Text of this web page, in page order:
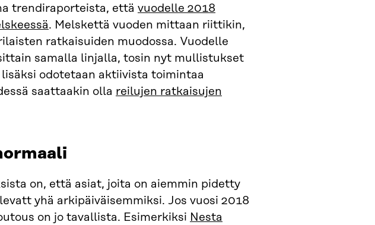
trendiraporteista, että vuodelle 2018
. Melskettä vuoden mittaan riittikin,
ratkaisuiden muodossa. Vuodelle
samalla linjalla, tosin nyt mullistukset
odotetaan aktiivista toimintaa
saattaakin olla reilujen ratkaisujen
on, että asiat, joita on aiemmin pidetty
yhä arkipäiväisemmiksi. Jos vuosi 2018
on jo tavallista. Esimerkiksi Nesta